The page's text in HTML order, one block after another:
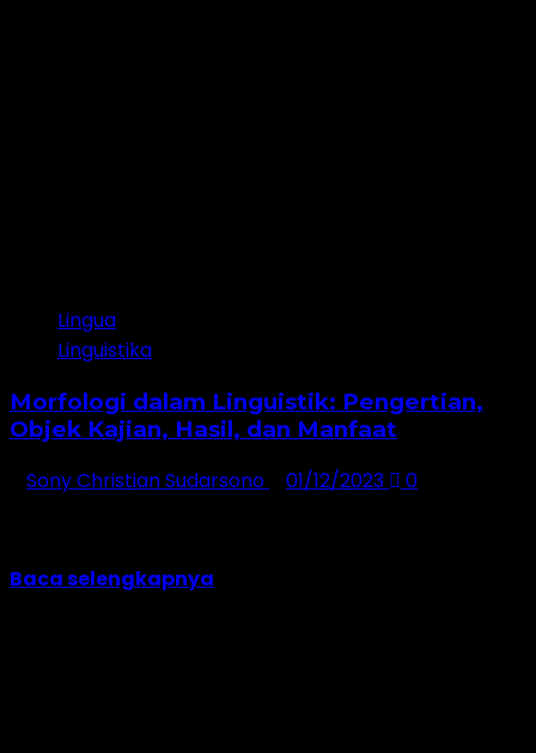
Lingua
Linguistika
Morfologi dalam Linguistik: Pengertian,
Objek Kajian, Hasil, dan Manfaat
Sony Christian Sudarsono
01/12/2023 0
Baca selengkapnya